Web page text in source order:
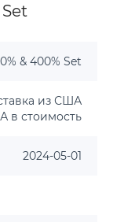
& 400% Set
из США
стоимость
2024-05-01